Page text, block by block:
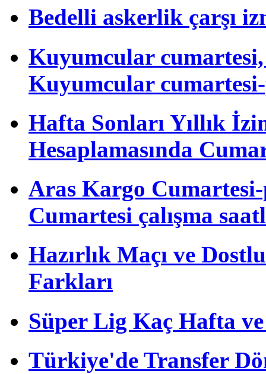
Bedelli askerlik çarşı
Kuyumcular cumartesi,
Kuyumcular
Hafta Sonları Yıllık
Hesaplamasında
Aras Kargo Cumartesi-
Cumartesi çalışma
Hazırlık Maçı ve
Farkları
Süper Lig Kaç Hafta
Türkiye'de Transfer